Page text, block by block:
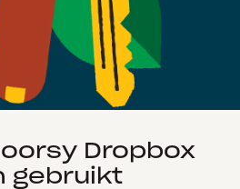
Dropbox
gebruikt